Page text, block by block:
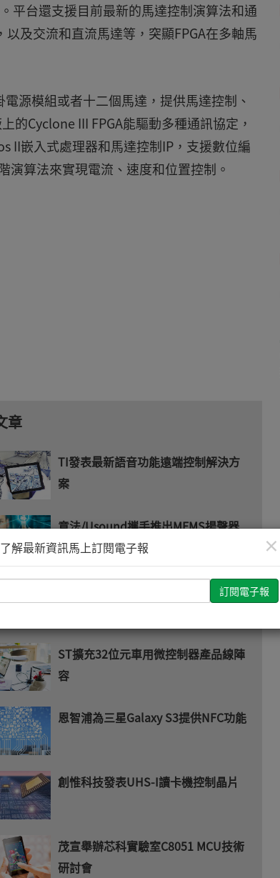
平台還支援目前最新的馬達控制演算法和通
及交流和直流馬達等，突顯FPGA在多軸馬
源模組或者十二個馬達，提供馬達控制、
Cyclone III FPGA能驅動多種通訊協定，
II嵌入式處理器和馬達控制IP，支援數位編
演算法來實現電流、速度和位置控制。
章
TI發表最新語音功能遠端控制解決方
案
意法/Usound攜手推出MEMS揚聲器
安立知向量網路分析儀獲中國計量科
ST擴充32位元車用微控制器產品線陣
容
恩智浦為三星Galaxy S3提供NFC功能
創惟科技發表UHS-I讀卡機控制晶片
茂宣舉辦芯科實驗室C8051 MCU技術
研討會
×
解最新資訊馬上訂閱電子報
輸
您
的